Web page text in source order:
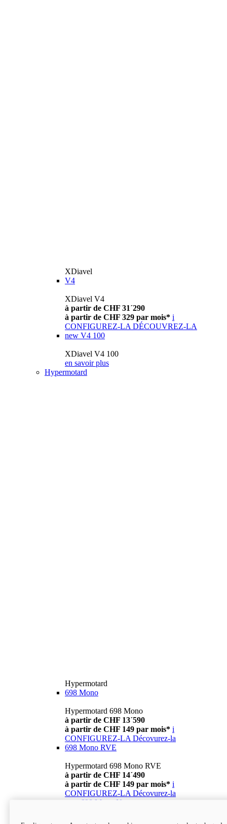
XDiavel
V4
XDiavel V4
à partir de CHF 31´290
à partir de CHF 329 par mois* i
CONFIGUREZ-LA DÉCOUVREZ-LA
new V4 100
XDiavel V4 100
en savoir plus
Hypermotard
Hypermotard
698 Mono
Hypermotard 698 Mono
à partir de CHF 13´590
à partir de CHF 149 par mois* i
CONFIGUREZ-LA Décovurez-la
698 Mono RVE
Hypermotard 698 Mono RVE
à partir de CHF 14´490
à partir de CHF 149 par mois* i
CONFIGUREZ-LA Décovurez-la
698 Mono Nera
Hypermotard 698 Mono Nera